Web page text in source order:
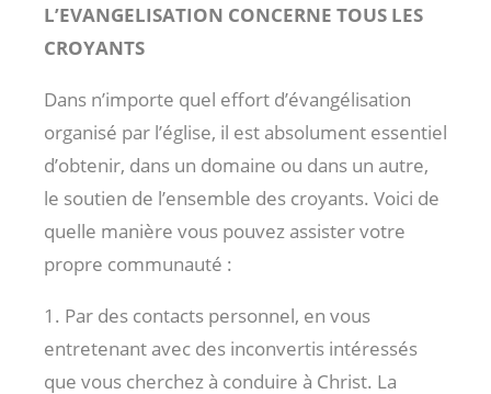
L’EVANGELISATION CONCERNE TOUS LES
CROYANTS
Dans n’importe quel effort d’évangélisation
organisé par l’église, il est absolument essentiel
d’obtenir, dans un domaine ou dans un autre,
le soutien de l’ensemble des croyants. Voici de
quelle manière vous pouvez assister votre
propre communauté :
1. Par des contacts personnel, en vous
entretenant avec des inconvertis intéressés
que vous cherchez à conduire à Christ. La